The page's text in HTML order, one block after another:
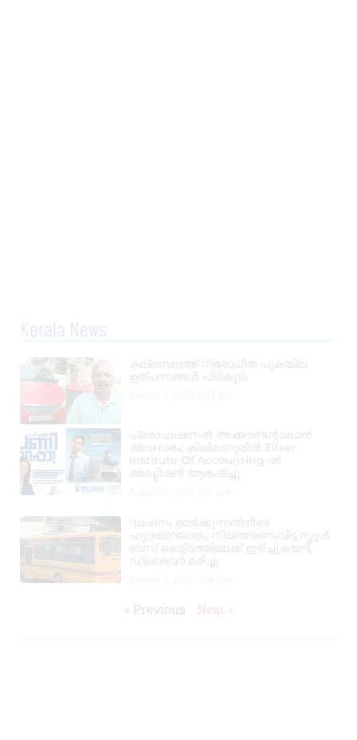
Kerala News
കല്ലമ്പലത്ത് നിരോധിത പുകയില
ഉത്പന്നങ്ങൾ പിടികൂടി.
പ്രൊഫഷണൽ അക്കൗണ്ടന്റാകാൻ
അവസരം; കിലിമാനൂരിൽ Elixer
Institute Of Accounting-ൽ
അഡ്മിഷൻ ആരംഭിച്ചു
വാഹനം ഓടിക്കുന്നതിനിടെ
ഹൃദയാഘാതം; നിയന്ത്രണംവിട്ട സ്കൂൾ
ബസ് കെട്ടിടത്തിലേക്ക് ഇടിച്ചുകയറി,
ഡ്രൈവർ മരിച്ചു
« Previous Next »